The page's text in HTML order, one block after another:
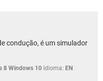
condução, é um simulador
8 Windows 10 Idioma: EN